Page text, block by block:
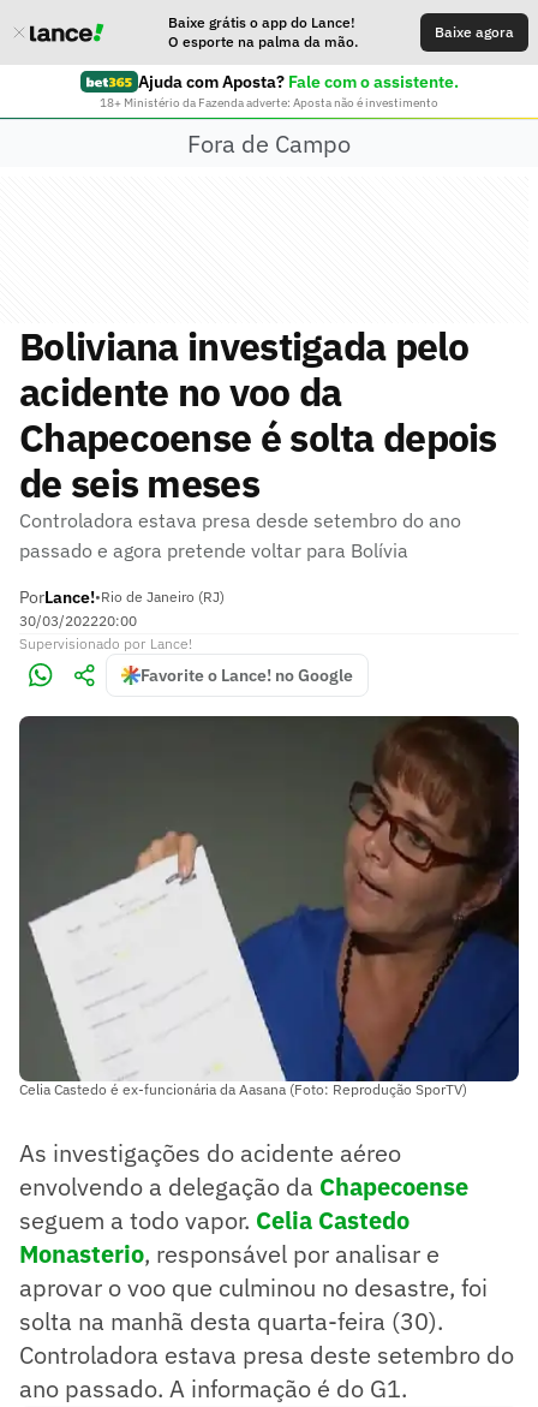
Baixe grátis o app do Lance!
O esporte na palma da mão.
Baixe agora
Ajuda com Aposta? Fale com o assistente.
18+ Ministério da Fazenda adverte: Aposta não é investimento
Fora de Campo
Boliviana investigada pelo
acidente no voo da
Chapecoense é solta depois
de seis meses
Controladora estava presa desde setembro do ano
passado e agora pretende voltar para Bolívia
PorLance!•Rio de Janeiro (RJ)
30/03/202220:00
Supervisionado por Lance!
Favorite o Lance! no Google
Celia Castedo é ex-funcionária da Aasana (Foto: Reprodução SporTV)
As investigações do acidente aéreo
envolvendo a delegação da Chapecoense
seguem a todo vapor. Celia Castedo
Monasterio, responsável por analisar e
aprovar o voo que culminou no desastre, foi
solta na manhã desta quarta-feira (30).
Controladora estava presa deste setembro do
ano passado. A informação é do G1.